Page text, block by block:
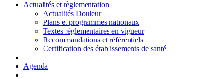
Actualités et règlementation
Actualités Douleur
Plans et programmes nationaux
Textes règlementaires en vigueur
Recommandations et référentiels
Certification des établissements de santé
Agenda